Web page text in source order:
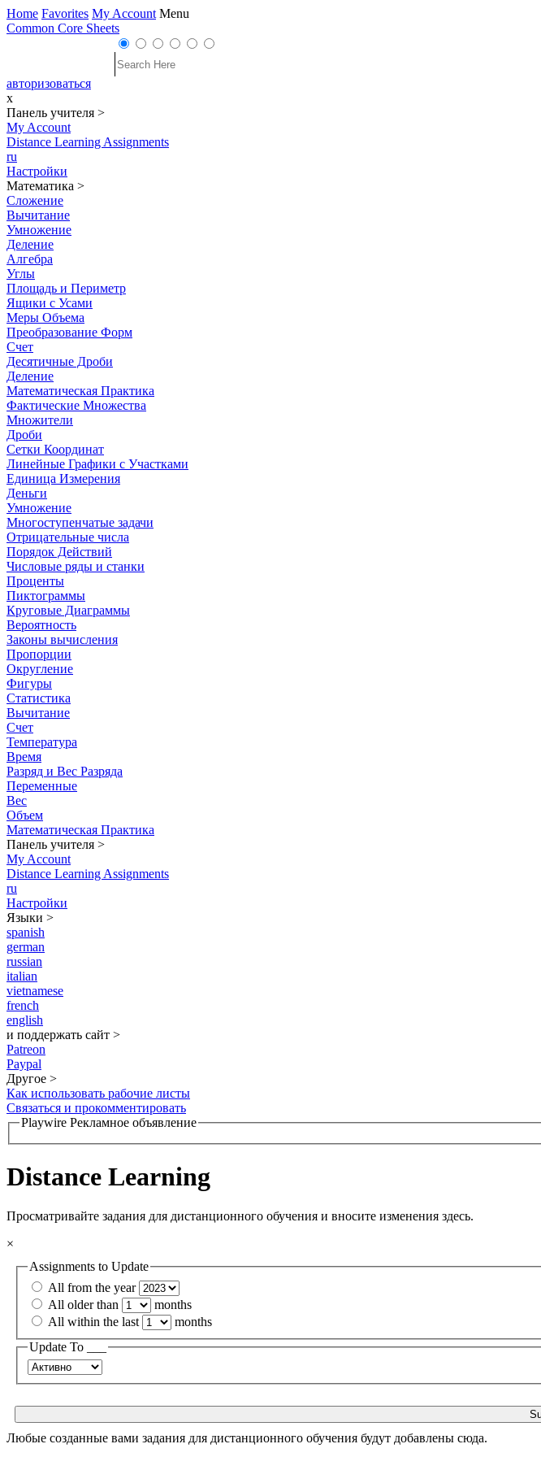
Home Favorites My Account Menu
Common Core Sheets
авторизоваться
x
Панель учителя >
My Account
Distance Learning Assignments
ru
Настройки
Математика >
Сложение
Вычитание
Умножение
Деление
Алгебра
Углы
Площадь и Периметр
Ящики с Усами
Меры Объема
Преобразование Форм
Счет
Десятичные Дроби
Деление
Математическая Практика
Фактические Множества
Множители
Дроби
Сетки Координат
Линейные Графики с Участками
Единица Измерения
Деньги
Умножение
Многоступенчатые задачи
Отрицательные числа
Порядок Действий
Числовые ряды и станки
Проценты
Пиктограммы
Круговые Диаграммы
Вероятность
Законы вычисления
Пропорции
Округление
Фигуры
Статистика
Вычитание
Счет
Температура
Время
Разряд и Вес Разряда
Переменные
Вес
Объем
Математическая Практика
Панель учителя >
My Account
Distance Learning Assignments
ru
Настройки
Языки >
spanish
german
russian
italian
vietnamese
french
english
и поддержать сайт >
Patreon
Paypal
Другое >
Как использовать рабочие листы
Связаться и прокомментировать
Playwire Рекламное объявление
Distance Learning
Просматривайте задания для дистанционного обучения и вносите изменения здесь.
×
Assignments to Update
All from the year
All older than
months
All within the last
months
Update To ___
Любые созданные вами задания для дистанционного обучения будут добавлены сюда.